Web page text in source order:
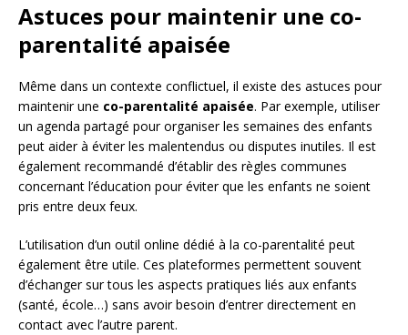
Astuces pour maintenir une co-
parentalité apaisée
Même dans un contexte conflictuel, il existe des astuces pour
maintenir une co-parentalité apaisée. Par exemple, utiliser
un agenda partagé pour organiser les semaines des enfants
peut aider à éviter les malentendus ou disputes inutiles. Il est
également recommandé d’établir des règles communes
concernant l’éducation pour éviter que les enfants ne soient
pris entre deux feux.
L’utilisation d’un outil online dédié à la co-parentalité peut
également être utile. Ces plateformes permettent souvent
d’échanger sur tous les aspects pratiques liés aux enfants
(santé, école…) sans avoir besoin d’entrer directement en
contact avec l’autre parent.